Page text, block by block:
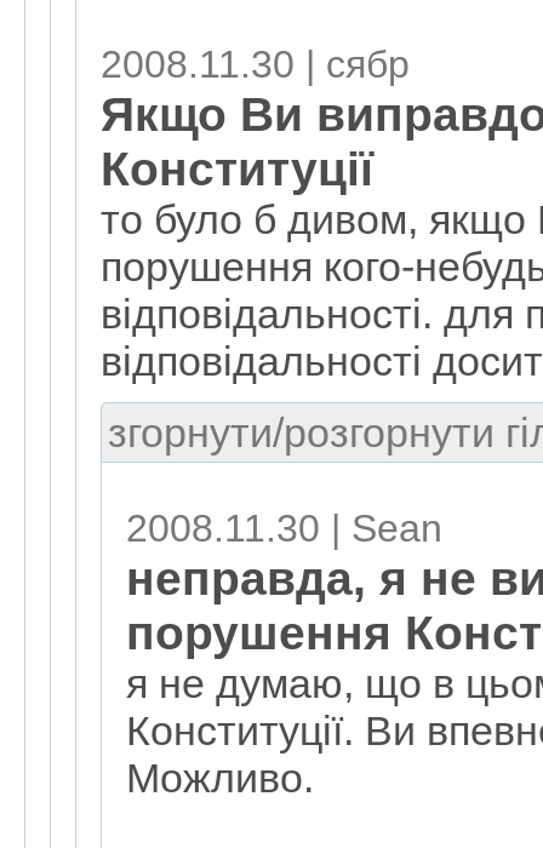
2008.11.30 | сябр
Якщо Ви
Конституції
то було б дивом, якщо
порушення кого-
відповідальності.
відповідальності
згорнути/розгорнути
2008.11.30 | Sean
неправда, я не
порушення
я не думаю, що в
Конституції. Ви
Можливо.